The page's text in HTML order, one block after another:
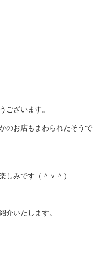
ございます。
のお店もまわられたそうで
しみです（＾ｖ＾）
介いたします。